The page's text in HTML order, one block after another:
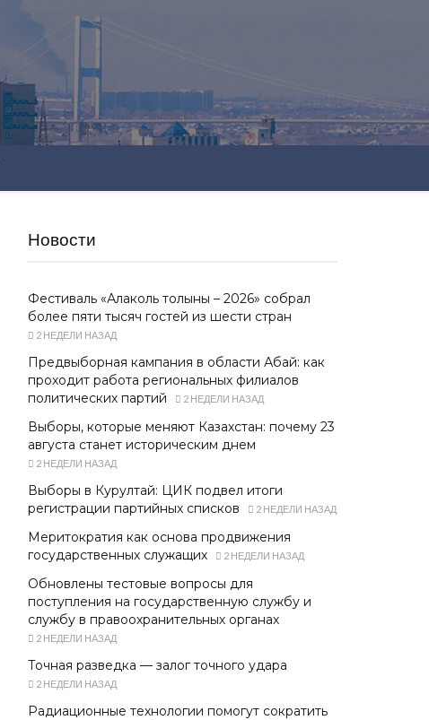
Новости
Фестиваль «Алаколь толқыны – 2026» собрал
более пяти тысяч гостей из шести стран
2 НЕДЕЛИ НАЗАД
Предвыборная кампания в области Абай: как
проходит работа региональных филиалов
политических партий
2 НЕДЕЛИ НАЗАД
Выборы, которые меняют Казахстан: почему 23
августа станет историческим днем
2 НЕДЕЛИ НАЗАД
Выборы в Курултай: ЦИК подвел итоги
регистрации партийных списков
2 НЕДЕЛИ НАЗАД
Меритократия как основа продвижения
государственных служащих
2 НЕДЕЛИ НАЗАД
Обновлены тестовые вопросы для
поступления на государственную службу и
службу в правоохранительных органах
2 НЕДЕЛИ НАЗАД
Точная разведка — залог точного удара
2 НЕДЕЛИ НАЗАД
Радиационные технологии помогут сократить